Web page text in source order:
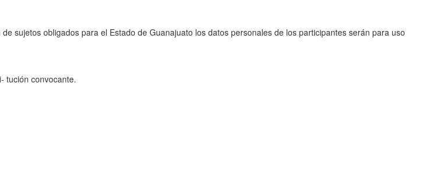
sujetos obligados para el Estado de Guanajuato los datos personales de los participantes serán para uso
tución convocante.